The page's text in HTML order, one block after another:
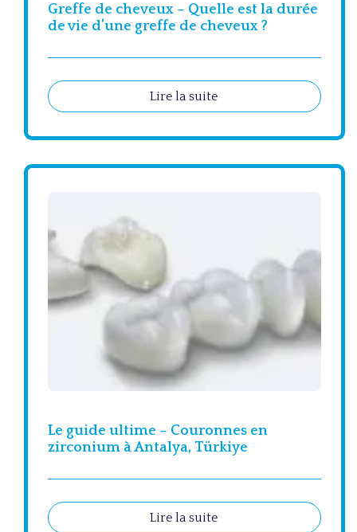
Greffe de cheveux – Quelle est la durée
de vie d’une greffe de cheveux ?
Lire la suite
Le guide ultime – Couronnes en
zirconium à Antalya, Türkiye
Lire la suite